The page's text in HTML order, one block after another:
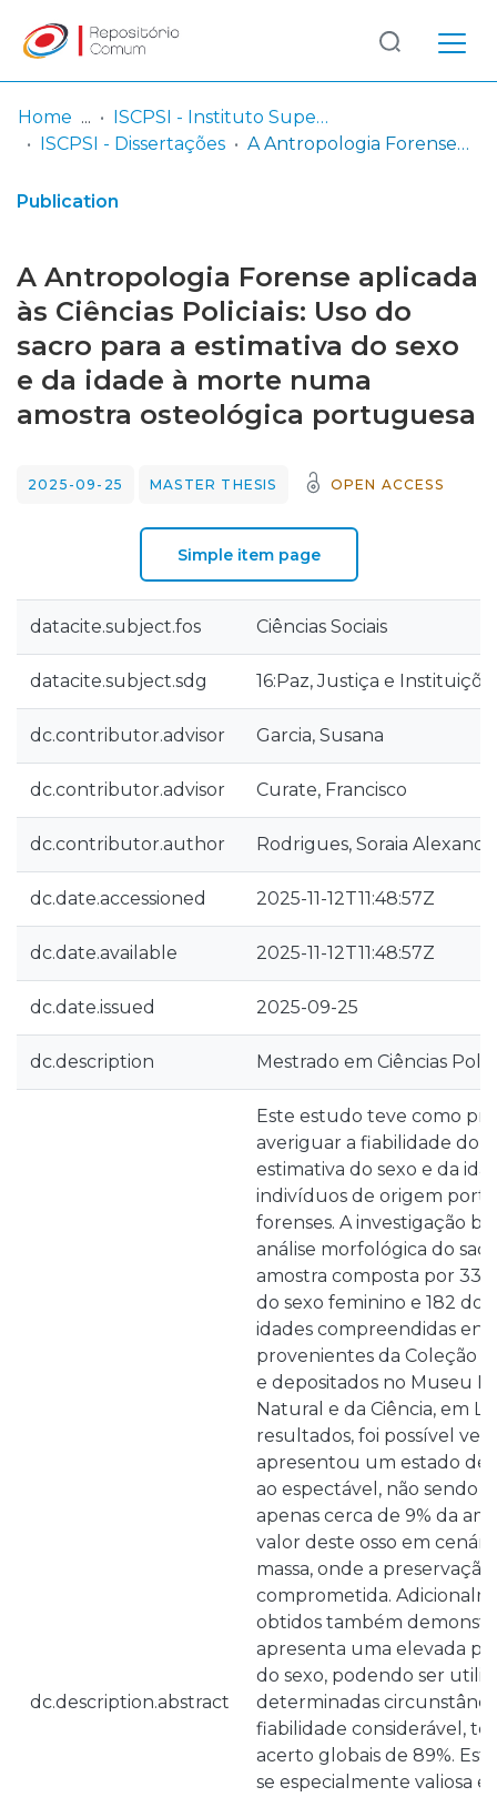
& Collections
Statistics
Log
In
(current)
Home
ISCPSI - Instituto Superior de Ciências Policiais e Segurança Interna
ISCPSI - Dissertações
A Antropologia Forense aplicada às Ciências Policiais: Uso do sacro para a estimativa do sexo e da idade à morte numa amostra osteológica portuguesa
Publication
A Antropologia Forense aplicada
às Ciências Policiais: Uso do
sacro para a estimativa do sexo
e da idade à morte numa
amostra osteológica portuguesa
2025-09-25 MASTER THESIS OPEN ACCESS
Simple item page
datacite.subject.fos Ciências Sociais
datacite.subject.sdg 16:Paz, Justiça e
dc.contributor.advisor Garcia, Susana
dc.contributor.advisor Curate, Francisco
dc.contributor.author Rodrigues, Soraia
dc.date.accessioned 2025-11-12T11:48:57Z
dc.date.available 2025-11-12T11:48:57Z
dc.date.issued 2025-09-25
dc.description Mestrado em Ciências
dc.description.abstract
Este estudo teve como
averiguar a fiabilidade do
estimativa do sexo e da
indivíduos de origem
forenses. A investigação
análise morfológica do
amostra composta por 335
do sexo feminino e 182 do
idades compreendidas
provenientes da Coleção
e depositados no Museu
Natural e da Ciência, em
resultados, foi possível
apresentou um estado de
ao espectável, não sendo
apenas cerca de 9% da
valor deste osso em
massa, onde a
comprometida.
obtidos também
apresenta uma elevada
do sexo, podendo ser
determinadas
fiabilidade considerável,
acerto globais de 89%.
se especialmente valiosa